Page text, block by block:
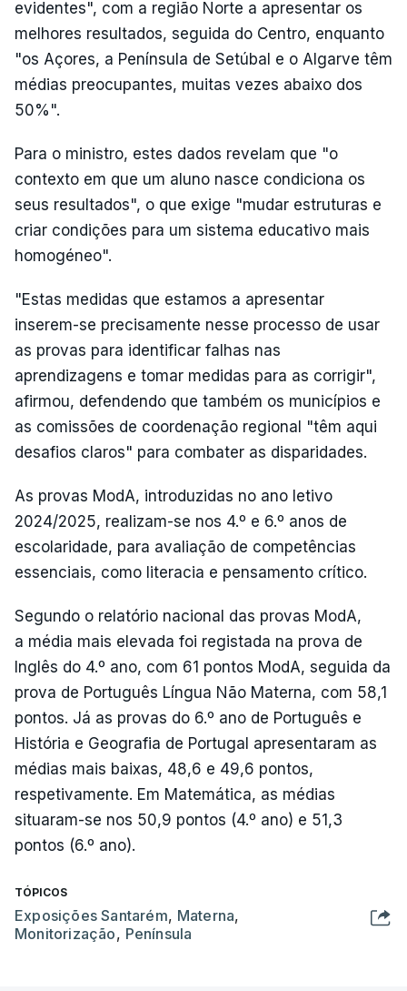
evidentes", com a região Norte a apresentar os
melhores resultados, seguida do Centro, enquanto
"os Açores, a Península de Setúbal e o Algarve têm
médias preocupantes, muitas vezes abaixo dos
50%".
Para o ministro, estes dados revelam que "o
contexto em que um aluno nasce condiciona os
seus resultados", o que exige "mudar estruturas e
criar condições para um sistema educativo mais
homogéneo".
"Estas medidas que estamos a apresentar
inserem-se precisamente nesse processo de usar
as provas para identificar falhas nas
aprendizagens e tomar medidas para as corrigir",
afirmou, defendendo que também os municípios e
as comissões de coordenação regional "têm aqui
desafios claros" para combater as disparidades.
As provas ModA, introduzidas no ano letivo
2024/2025, realizam-se nos 4.º e 6.º anos de
escolaridade, para avaliação de competências
essenciais, como literacia e pensamento crítico.
Segundo o relatório nacional das provas ModA,
a média mais elevada foi registada na prova de
Inglês do 4.º ano, com 61 pontos ModA, seguida da
prova de Português Língua Não Materna, com 58,1
pontos. Já as provas do 6.º ano de Português e
História e Geografia de Portugal apresentaram as
médias mais baixas, 48,6 e 49,6 pontos,
respetivamente. Em Matemática, as médias
situaram-se nos 50,9 pontos (4.º ano) e 51,3
pontos (6.º ano).
TÓPICOS
Exposições Santarém, Materna,
Monitorização, Península